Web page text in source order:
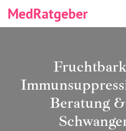
MedRatgeber
Beratung